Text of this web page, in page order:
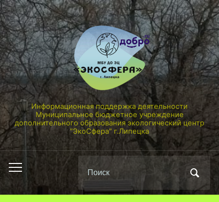
Информационная поддержка деятельности
Муниципальное бюджетное учреждение
дополнительного образования экологический центр
"ЭкоСфера" г.Липецка
Переключить
мобильное
меню
Поиск
по: